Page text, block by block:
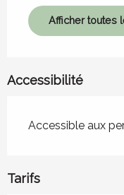
Afficher toutes
Accessibilité
Accessible aux
Tarifs